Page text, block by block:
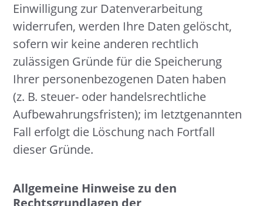
Einwilligung zur Datenverarbeitung
widerrufen, werden Ihre Daten gelöscht,
sofern wir keine anderen rechtlich
zulässigen Gründe für die Speicherung
Ihrer personenbezogenen Daten haben
(z. B. steuer- oder handelsrechtliche
Aufbewahrungsfristen); im letztgenannten
Fall erfolgt die Löschung nach Fortfall
dieser Gründe.
Allgemeine Hinweise zu den